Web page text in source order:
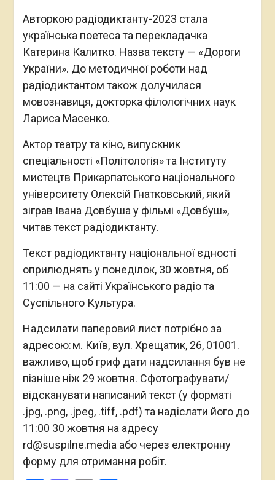
Авторкою радіодиктанту-2023 стала
українська поетеса та перекладачка
Катерина Калитко. Назва тексту — «Дороги
України». До методичної роботи над
радіодиктантом також долучилася
мовознавиця, докторка філологічних наук
Лариса Масенко.
Актор театру та кіно, випускник
спеціальності «Політологія» та Інституту
мистецтв Прикарпатського національного
університету Олексій Гнатковський, який
зіграв Івана Довбуша у фільмі «Довбуш»,
читав текст радіодиктанту.
Текст радіодиктанту національної єдності
оприлюднять у понеділок, 30 жовтня, об
11:00 — на сайті Українського радіо та
Суспільного Культура.
Надсилати паперовий лист потрібно за
адресою: м. Київ, вул. Хрещатик, 26, 01001.
важливо, щоб гриф дати надсилання був не
пізніше ніж 29 жовтня. Сфотографувати/
відсканувати написаний текст (у форматі
.jpg, .png, .jpeg, .tiff, .pdf) та надіслати його до
11:00 30 жовтня на адресу
rd@suspilne.media або через електронну
форму для отримання робіт.